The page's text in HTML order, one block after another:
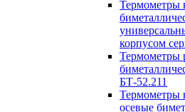
Термометры
корпусом
Термометры
БТ-52.211
Термометры
осевые